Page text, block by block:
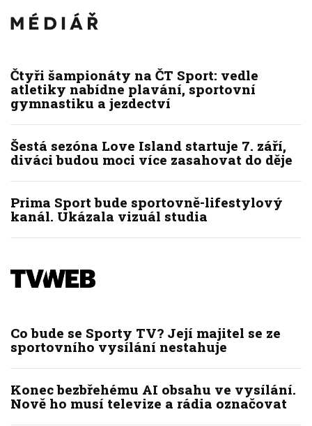
Čtyři šampionáty na ČT Sport: vedle
atletiky nabídne plavání, sportovní
gymnastiku a jezdectví
Šestá sezóna Love Island startuje 7. září,
diváci budou moci více zasahovat do děje
Prima Sport bude sportovně-lifestylový
kanál. Ukázala vizuál studia
Co bude se Sporty TV? Její majitel se ze
sportovního vysílání nestahuje
Konec bezbřehému AI obsahu ve vysílání.
Nově ho musí televize a rádia označovat